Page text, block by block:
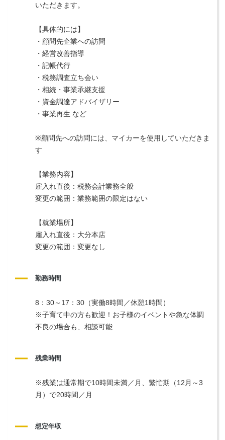
いただきます。
【具体的には】
・顧問先企業への訪問
・経営改善指導
・記帳代行
・税務調査立ち会い
・相続・事業承継支援
・資金調達アドバイザリー
・事業再生 など
※顧問先への訪問には、マイカーを使用していただきま
す
【業務内容】
雇入れ直後：税務会計業務全般
変更の範囲：業務範囲の限定はない
【就業場所】
雇入れ直後：大分本店
変更の範囲：変更なし
勤務時間
8：30～17：30（実働8時間／休憩1時間）
※子育て中の方も歓迎！お子様のイベントや急な体調
不良の場合も、相談可能
残業時間
※残業は通常期で10時間未満／月、繁忙期（12月～3
月）で20時間／月
想定年収